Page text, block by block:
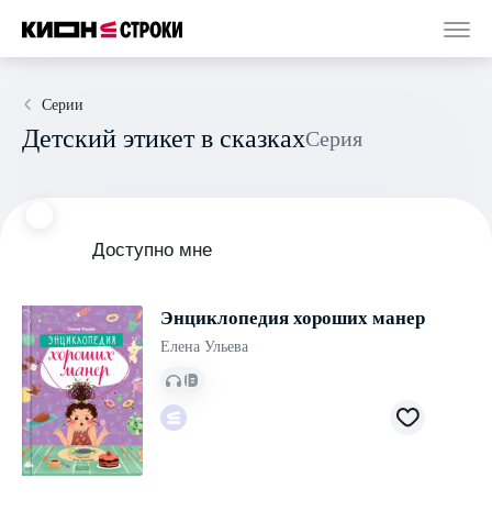
Серии
Детский этикет в сказках Серия
Доступно мне
Энциклопедия хороших манер
Елена Ульева